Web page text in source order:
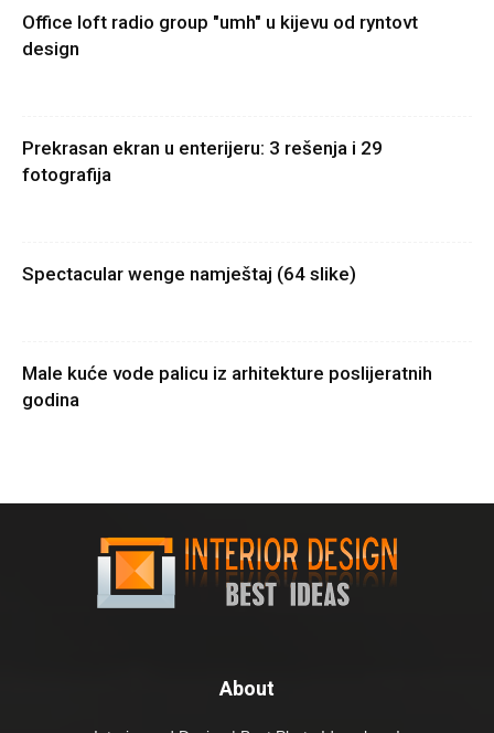
Office loft radio group "umh" u kijevu od ryntovt
design
Prekrasan ekran u enterijeru: 3 rešenja i 29
fotografija
Spectacular wenge namještaj (64 slike)
Male kuće vode palicu iz arhitekture poslijeratnih
godina
About